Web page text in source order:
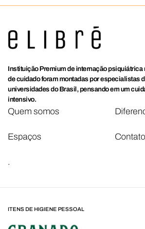
Instituição Premium de internação psiquiátrica
de cuidado foram montadas por especialistas
universidades do Brasil, pensando em um
intensivo.
Quem somos
Espaços Contato
.
ITENS DE HIGIENE PESSOAL